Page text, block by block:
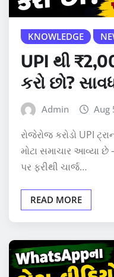
KNOWLEDGE
UPI થી
કરો છો?
Admin Aug
રોજેરોજ કરોડો UPI
મોટા સમાચાર આવ્યા
પર ફરીથી ચાર્જ…
READ MORE